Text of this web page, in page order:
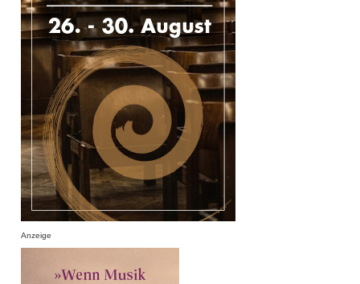
Anzeige